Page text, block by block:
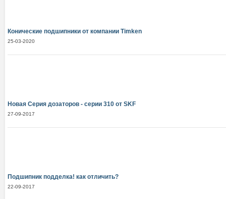
Конические подшипники от компании Тimken
25-03-2020
Новая Серия дозаторов - серии 310 от SKF
27-09-2017
Подшипник подделка! как отличить?
22-09-2017